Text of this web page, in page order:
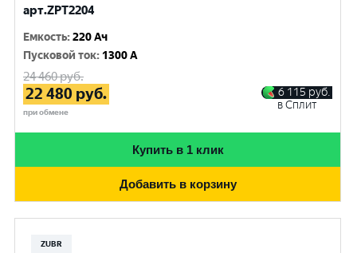
арт.ZPT2204
Емкость:220 Ач
Пусковой ток: 1300 A
24 460руб.
22 480 руб.
при обмене
6 115 руб.
в Сплит
Купить в 1 клик
Добавить в корзину
ZUBR